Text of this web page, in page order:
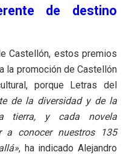
de destino
Castellón, estos premios
la promoción de Castellón
porque Letras del
de la diversidad y de la
tierra, y cada novela
a conocer nuestros 135
, ha indicado Alejandro